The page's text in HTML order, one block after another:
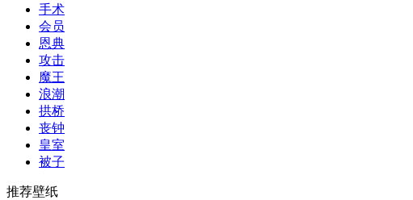
手术
会员
恩典
攻击
魔王
浪潮
拱桥
丧钟
皇室
被子
推荐壁纸